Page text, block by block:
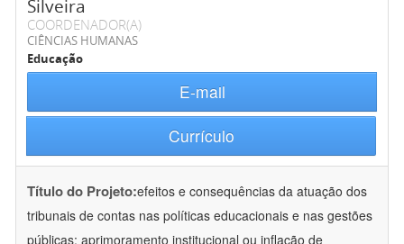
Silveira
COORDENADOR(A)
CIÊNCIAS HUMANAS
Educação
E-mail
Currículo
Título do Projeto:efeitos e consequências da atuação dos
tribunais de contas nas políticas educacionais e nas gestões
públicas: aprimoramento institucional ou inflação de